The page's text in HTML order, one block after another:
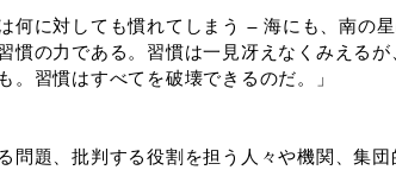
に対しても慣れてしまう ― 海にも、南の
の力である。習慣は一見冴えなくみえるが
習慣はすべてを破壊できるのだ。」
題、批判する役割を担う人々や機関、集団